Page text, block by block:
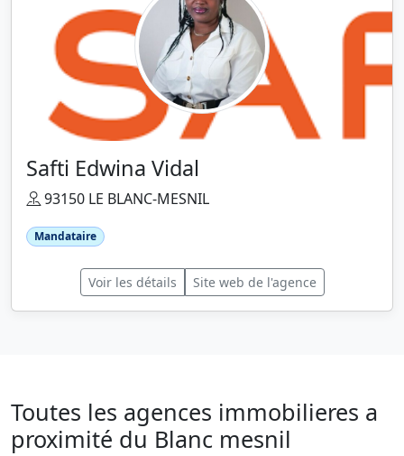
Safti Edwina Vidal
93150 LE BLANC-MESNIL
Mandataire
Voir les détails Site web de l'agence
Toutes les agences immobilieres a
proximité du Blanc mesnil